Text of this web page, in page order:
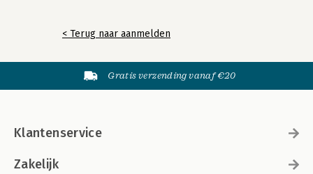
< Terug naar aanmelden
Gratis verzending vanaf €20
Klantenservice
Zakelijk